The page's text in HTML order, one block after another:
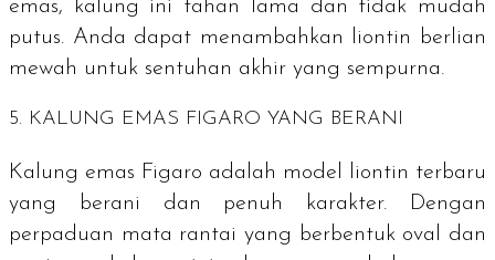
emas, kalung ini tahan lama dan tidak mudah
putus. Anda dapat menambahkan liontin berlian
mewah untuk sentuhan akhir yang sempurna.
5. KALUNG EMAS FIGARO YANG BERANI
Kalung emas Figaro adalah model liontin terbaru
yang berani dan penuh karakter. Dengan
perpaduan mata rantai yang berbentuk oval dan